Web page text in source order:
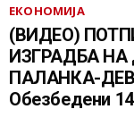
ЕКОНОМИЈА
(ВИДЕО)
ИЗГРАДБА
ПАЛАНКА-
Обезбедени